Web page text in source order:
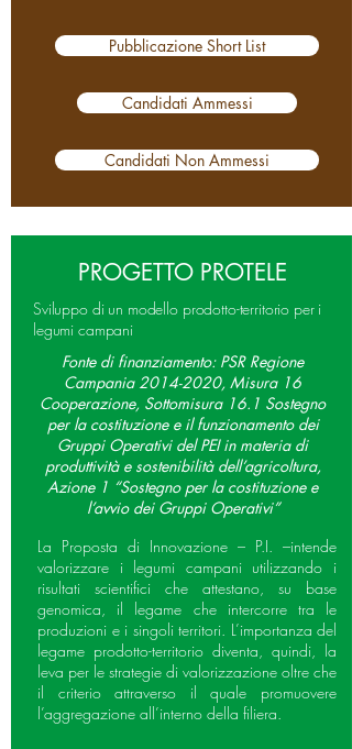
Pubblicazione Short List
Candidati Ammessi
Candidati Non Ammessi
PROGETTO PROTELE
Sviluppo di un modello prodotto-territorio per i
legumi campani
Fonte di finanziamento: PSR Regione
Campania 2014-2020, Misura 16
Cooperazione, Sottomisura 16.1 Sostegno
per la costituzione e il funzionamento dei
Gruppi Operativi del PEI in materia di
produttività e sostenibilità dell’agricoltura,
Azione 1 “Sostegno per la costituzione e
l’avvio dei Gruppi Operativi”
La Proposta di Innovazione – P.I. –intende
valorizzare i legumi campani utilizzando i
risultati scientifici che attestano, su base
genomica, il legame che intercorre tra le
produzioni e i singoli territori. L’importanza del
legame prodotto-territorio diventa, quindi, la
leva per le strategie di valorizzazione oltre che
il criterio attraverso il quale promuovere
l’aggregazione all’interno della filiera.